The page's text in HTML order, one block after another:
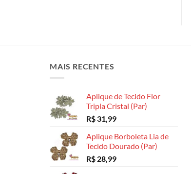
MAIS RECENTES
Aplique de Tecido Flor
Tripla Cristal (Par)
R$ 31,99
Aplique Borboleta Lia de
Tecido Dourado (Par)
R$ 28,99